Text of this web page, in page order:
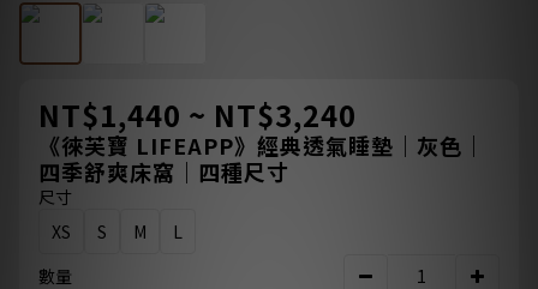
NT$1,440 ~ NT$3,240
《徠芙寶 LIFEAPP》經典透氣睡墊｜灰色｜
四季舒爽床窩｜四種尺寸
尺寸
XS
S M
L
數量